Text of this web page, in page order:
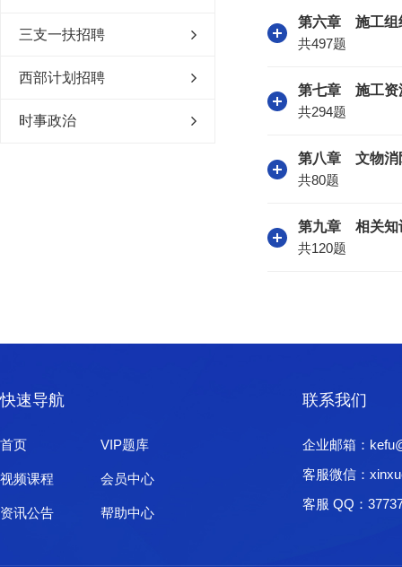
三支一扶招聘
西部计划招聘
时事政治
第六章 施工组
共497题
第七章 施工资
共294题
第八章 文物消
共80题
第九章 相关知
共120题
快速导航
首页 VIP题库
视频课程 会员中心
资讯公告 帮助中心
联系我们
企业邮箱：
客服微信：
客服 QQ：